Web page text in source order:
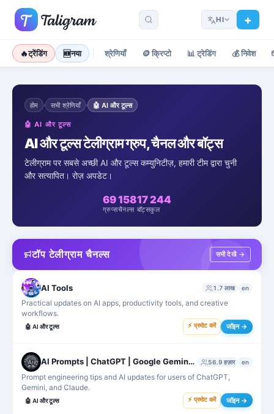
HI
🔥ट्रेंडिंग 🆕नया श्रेणियाँ 🪙 क्रिप्टो 📊 ट्रेडिंग 💰 निवेश
होम › सभी श्रेणियाँ › 🤖 AI और टूल्स
🤖 AI और टूल्स
AI और टूल्स टेलीग्राम ग्रुप, चैनल और बॉट्स
टेलीग्राम पर सबसे अच्छी AI और टूल्स कम्युनिटीज़, हमारी टीम द्वारा चुनी
और सत्यापित। रोज़ अपडेट।
69
ग्रुप्स
158
चैनल्स
17
बॉट्स
244
कुल
टॉप टेलीग्राम चैनल्स सभी देखें →
AI Tools 1.7 लाख en
Practical updates on AI apps, productivity tools, and creative
workflows.
🤖 AI और टूल्स ⚡ प्रमोट करें जॉइन →
AI Prompts | ChatGPT | Google Gemini | Claude 56.9 हज़ार en
Prompt engineering tips and AI updates for users of ChatGPT,
Gemini, and Claude.
🤖 AI और टूल्स ⚡ प्रमोट करें जॉइन →